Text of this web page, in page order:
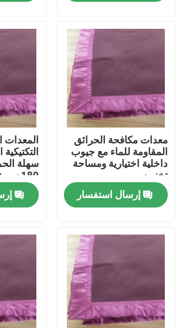
حولنا
جولة في المصنع
مراقبة الجودة
أخبار
ملابس عسكرية تكتيكية
سترة عسكرية تكتيكية مضادة للرصاص
معدات مكافحة الحرائق
المقاومة للماء مع جيوب
داخلية اختيارية ومساحة
تخزين
إرسال استفسار
المعدات
سهلة
180 سم × 230 سم